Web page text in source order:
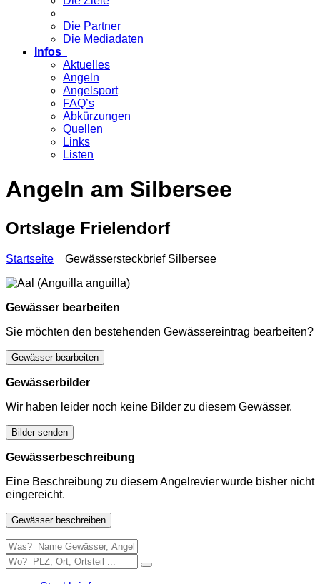
Die Partner
Die Mediadaten
Infos
Aktuelles
Angeln
Angelsport
FAQ’s
Abkürzungen
Quellen
Links
Listen
Angeln am Silbersee
Ortslage Frielendorf
Startseite Gewässersteckbrief Silbersee
Gewässer bearbeiten
Sie möchten den bestehenden Gewässereintrag bearbeiten?
Gewässer bearbeiten
Gewässerbilder
Wir haben leider noch keine Bilder zu diesem Gewässer.
Bilder senden
Gewässerbeschreibung
Eine Beschreibung zu diesem Angelrevier wurde bisher nicht
eingereicht.
Gewässer beschreiben